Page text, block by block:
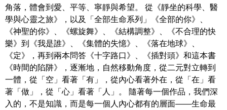
角落，體會到愛、平等、寧靜與希望。 從《靜坐的科學、醫
學與心靈之旅》，以及「全部生命系列」《全部的你》、
《神聖的你》、《螺旋舞》、《結構調整》、《不合理的快
樂》到《我是誰》、《集體的失憶》、《落在地球》、
《定》，再到兩本問答《十字路口》、《插對頭》和這本書
《時間的陷阱》，逐漸地，自然移動角度，從二元對立轉到
一體，從「空」看著「有」，從內心看著外在，從「在」看
著「做」，從「心」看著「人」。 隨著每一個作品，我們深
入的，不是知識，而是每一個人內心都有的層面——生命最